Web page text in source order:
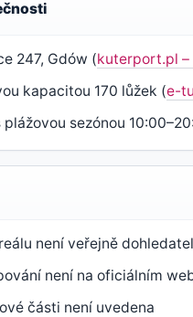
247, Gdów (kuterport.pl
kapacitou 170 lůžek (e-
sezónou
není veřejně
není na oficiálním
části není uvedena